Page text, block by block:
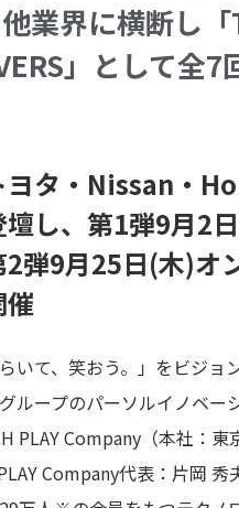
業界に横断し「
」として全7
ヨタ・Nissan・
壇し、第1弾9月2日
2弾9月25日(木)オ
催
らいて、笑おう。」をビジョ
ループのパーソルイノベー
PLAY Company（本社：東
Company代表：片岡 秀